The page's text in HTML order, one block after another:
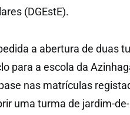
(DGEstE).
a abertura de duas
para a escola da
nas matrículas
uma turma de jardim-